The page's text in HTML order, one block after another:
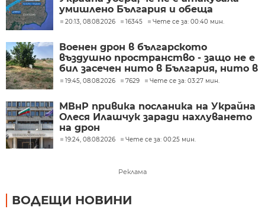
умишлено България и обеща
разследване
20:13, 08.08.2026 16345 Чете се за: 00:40 мин.
Военен дрон в българското
въздушно пространство - защо не е
бил засечен нито в България, нито в
Румъния?
19:45, 08.08.2026 7629 Чете се за: 03:27 мин.
МВнР привика посланика на Украйна
Олеся Илашчук заради нахлуването
на дрон
19:24, 08.08.2026 Чете се за: 00:25 мин.
Реклама
ВОДЕЩИ НОВИНИ